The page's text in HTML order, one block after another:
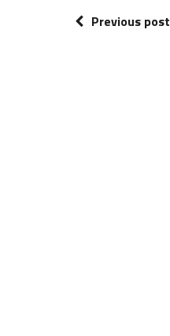
Previous post